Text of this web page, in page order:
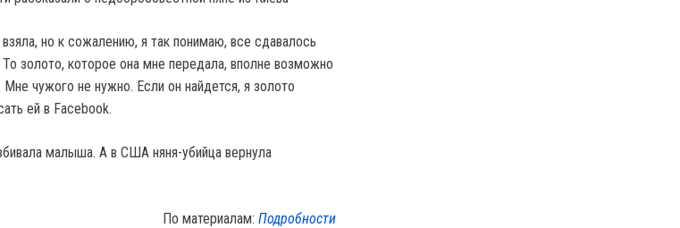
но к сожалению, я так понимаю, все сдавалось
золото, которое она мне передала, вполне возможно
чужого не нужно. Если он найдется, я золото
ей в Facebook.
малыша. А в США няня-убийца вернула
По материалам:Подробности